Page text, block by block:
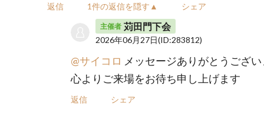
返信 1件の返信を隠す▲ シェア
主催者 苅田門下会
2026年06月27日(ID:283812)
@サイコロ メッセージありがとうござ
心よりご来場をお待ち申し上げます
返信 シェア